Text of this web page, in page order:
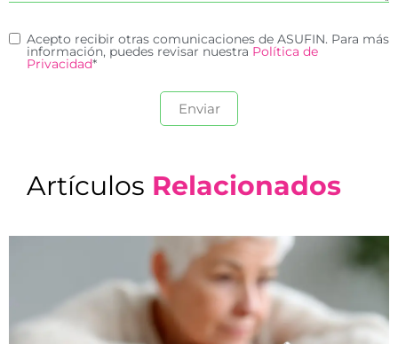
Acepto recibir otras comunicaciones de ASUFIN. Para más
información, puedes revisar nuestra Política de
Privacidad*
Artículos Relacionados